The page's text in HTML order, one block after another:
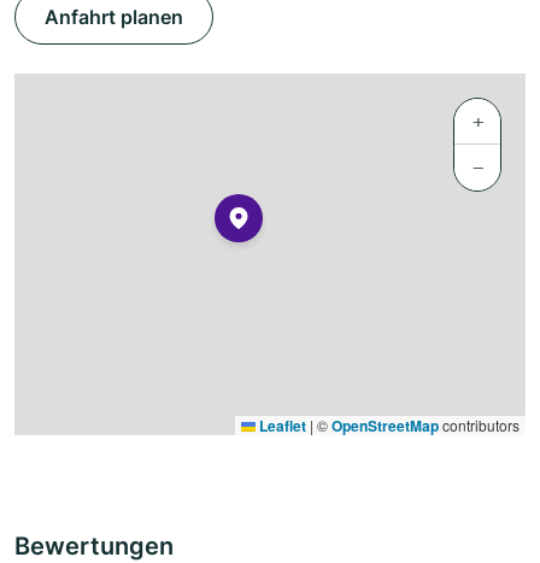
Anfahrt planen
+
−
Leaflet | ©OpenStreetMapcontributors
Bewertungen